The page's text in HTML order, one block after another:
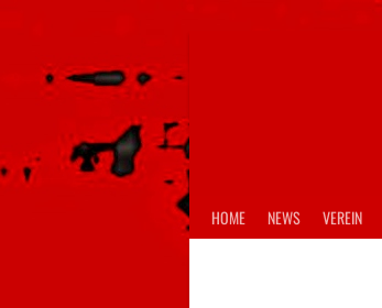
Inhalt
HOME NEWS VEREIN